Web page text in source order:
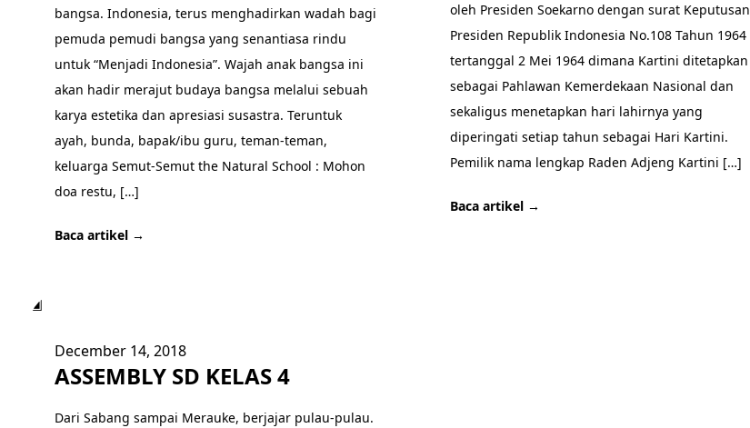
bangsa. Indonesia, terus menghadirkan wadah bagi
pemuda pemudi bangsa yang senantiasa rindu
untuk “Menjadi Indonesia”. Wajah anak bangsa ini
akan hadir merajut budaya bangsa melalui sebuah
karya estetika dan apresiasi susastra. Teruntuk
ayah, bunda, bapak/ibu guru, teman-teman,
keluarga Semut-Semut the Natural School : Mohon
doa restu, […]
Baca artikel →
oleh Presiden Soekarno dengan surat Keputusan
Presiden Republik Indonesia No.108 Tahun 1964
tertanggal 2 Mei 1964 dimana Kartini ditetapkan
sebagai Pahlawan Kemerdekaan Nasional dan
sekaligus menetapkan hari lahirnya yang
diperingati setiap tahun sebagai Hari Kartini.
Pemilik nama lengkap Raden Adjeng Kartini […]
Baca artikel →
▣
December 14, 2018
ASSEMBLY SD KELAS 4
Dari Sabang sampai Merauke, berjajar pulau-pulau.